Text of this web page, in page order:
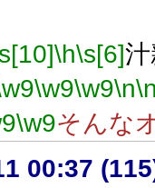
\h\s[6]
\w9\w9\n
\w9そんな
00:37